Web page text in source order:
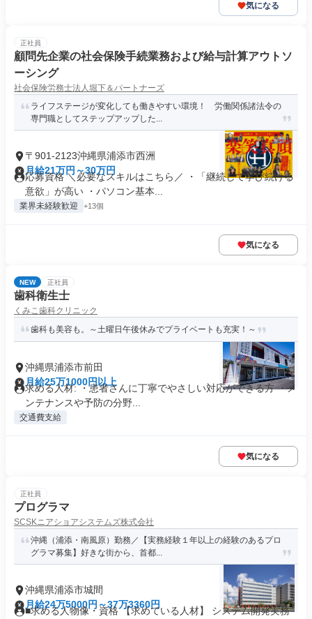
気になる
正社員
顧問先企業の社会保険手続業務および給与計算アウトソ
ーシング
社会保険労務士法人堀下＆パートナーズ
ライフステージが変化しても働きやすい環境！ 労働関係諸法令の
専門職としてステップアップした...
〒901-2123沖縄県浦添市西洲
月給21万円～30万円
応募資格 ＼必要なスキルはこちら／ ・「継続して学び続ける
意欲」が高い ・パソコン基本...
業界未経験歓迎 +13個
気になる
NEW 正社員
歯科衛生士
くみこ歯科クリニック
歯科も美容も。～土曜日午後休みでプライベートも充実！～
沖縄県浦添市前田
月給25万1000円以上
求める人材: ・患者さんに丁寧でやさしい対応ができる方 ・メ
ンテナンスや予防の分野...
交通費支給
気になる
正社員
プログラマ
SCSKニアショアシステムズ株式会社
沖縄（浦添・南風原）勤務／【実務経験１年以上の経験のあるプロ
グラマ募集】好きな街から、首都...
沖縄県浦添市城間
月給24万5000円～37万3360円
■求める人物像・資格 【求めている人材】 システム開発実務